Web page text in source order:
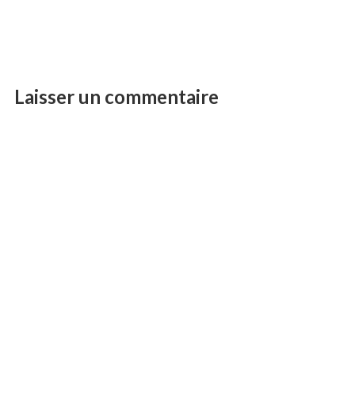
Laisser un commentaire